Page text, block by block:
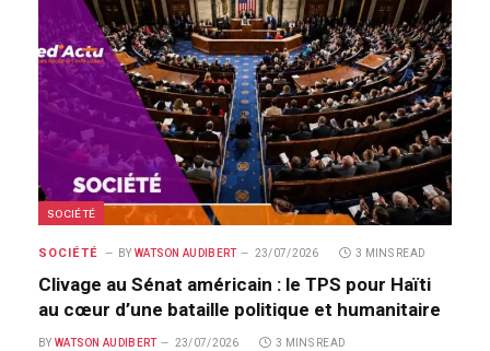
SOCIÉTÉ
SOCIÉTÉ BY WATSON AUDIBERT 23/07/2026 3 MINS READ
Clivage au Sénat américain : le TPS pour Haïti
au cœur d’une bataille politique et humanitaire
BY WATSON AUDIBERT 23/07/2026 3 MINS READ